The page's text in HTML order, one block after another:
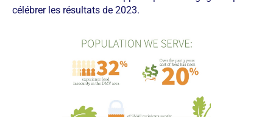
célébrer les résultats de 2023.